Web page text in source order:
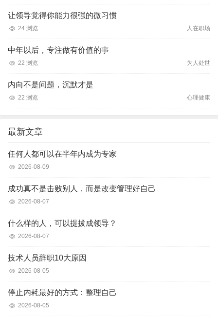
让领导觉得你能力很强的微习惯
24 浏览 人在职场
中年以后，专注做有价值的事
22 浏览 为人处世
内向不是问题，沉默才是
22 浏览 心理健康
最新文章
任何人都可以在半年内成为专家
2026-08-09
成功真不是击败别人，而是改变管理好自己
2026-08-07
什么样的人，可以提拔成领导？
2026-08-07
技术人员辞职10大原因
2026-08-05
停止内耗最好的方式：整理自己
2026-08-05